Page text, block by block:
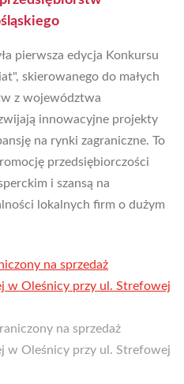
pierwsza edycja Konkursu
skierowanego do małych
z województwa
innowacyjne projekty
na rynki zagraniczne. To
przedsiębiorczości
i szansą na
lokalnych firm o dużym
na sprzedaż
w Oleśnicy przy ul. Strefowej